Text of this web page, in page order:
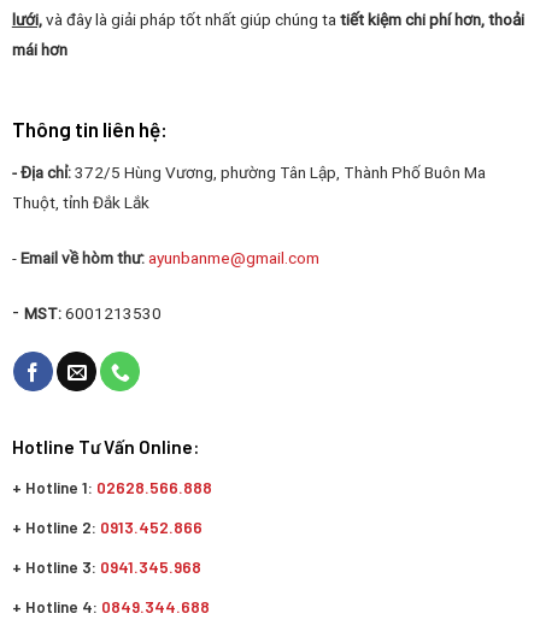
lưới, và đây là giải pháp tốt nhất giúp chúng ta tiết kiệm chi phí hơn, thoải
mái hơn
Thông tin liên hệ:
- Địa chỉ:372/5 Hùng Vương, phường Tân Lập, Thành Phố Buôn Ma
Thuột, tỉnh Đắk Lắk
-Email về hòm thư:ayunbanme@gmail.com
- MST:6001213530
Hotline Tư Vấn Online:
+ Hotline 1: 02628.566.888
+ Hotline 2: 0913.452.866
+ Hotline 3: 0941.345.968
+ Hotline 4: 0849.344.688